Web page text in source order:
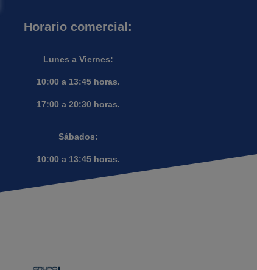
Horario comercial:
Lunes a Viernes:
10:00 a 13:45 horas.
17:00 a 20:30 horas.
Sábados:
10:00 a 13:45 horas.